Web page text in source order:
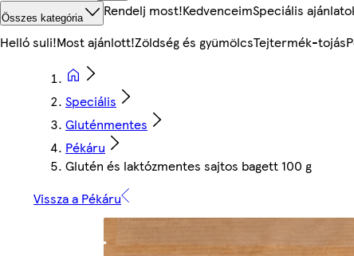
Összes kategória Rendelj most!KedvenceimSpeciális
Helló suli!Most ajánlott!Zöldség és gyümölcsTejtermék-tojás
Speciális
Gluténmentes
Pékáru
Glutén és laktózmentes sajtos bagett 100 g
Vissza a Pékáru